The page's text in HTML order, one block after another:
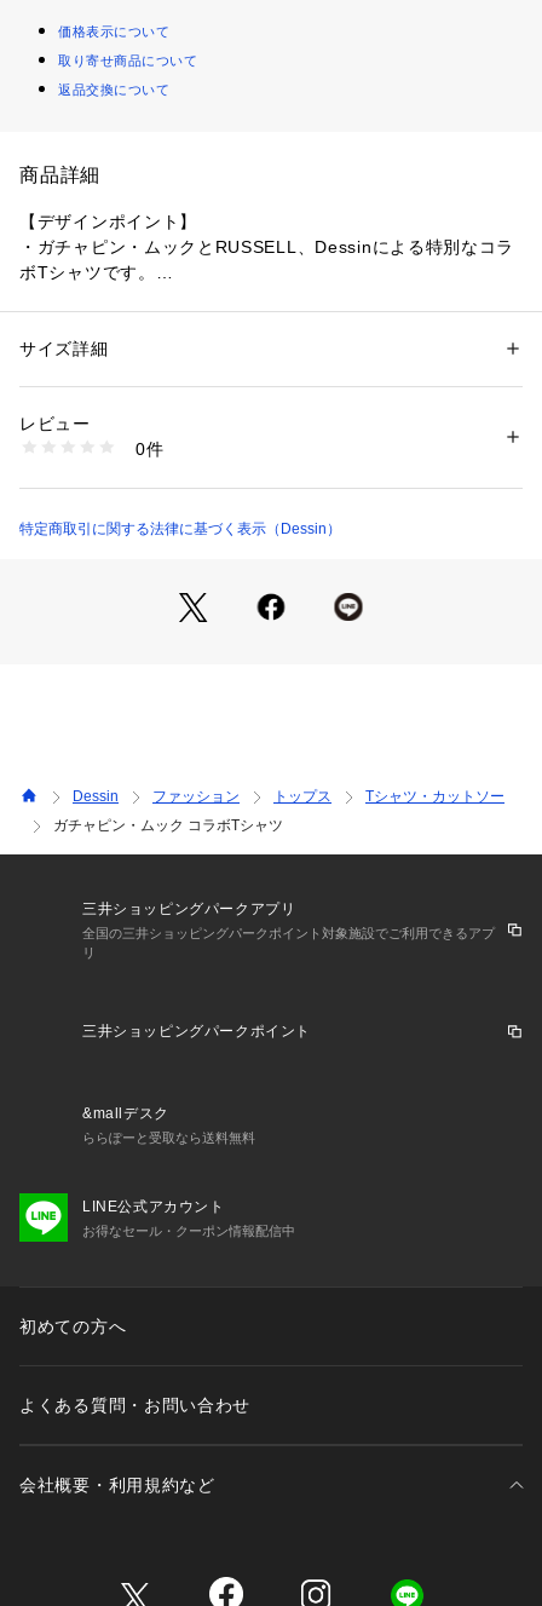
価格表示について
取り寄せ商品について
返品交換について
商品詳細
【デザインポイント】
・ガチャピン・ムックとRUSSELL、Dessinによる特別なコラ
ボTシャツです。
・ゆったりとしたシルエットで、リラックス感のある着心地に
【スタイリングポイント】
・デニムやチノパンと合わせた、王道のカジュアルスタイルに
ます。
※バイイング商品のため下げ札サイズ表記とワールドサイズ表
記が異なります。製品寸法をご確認くださいませ。
ワールドサイズコード03＝製品サイズ表記L
※照明の関係により、実際よりも色味が違って見える場合があ
ります。また、パソコン・スマートフォンなどの環境により、
性別：メンズ
素材：コットン100％
商品番号：
F59-15750 （ショップ）
サイズ詳細
レビュー
0件
特定商取引に関する法律に基づく表示（Dessin）
Dessin ファッション トップス
Tシャツ・カットソー
ガチャピン・ムック コラボTシャツ
三井ショッピングパークアプリ
全国の三井ショッピングパークポイント対象施設でご利用できるアプ
リ
三井ショッピングパークポイント
&mallデスク
ららぽーと受取なら送料無料
LINE公式アカウント
お得なセール・クーポン情報配信中
初めての方へ
よくある質問・お問い合わせ
会社概要・利用規約など